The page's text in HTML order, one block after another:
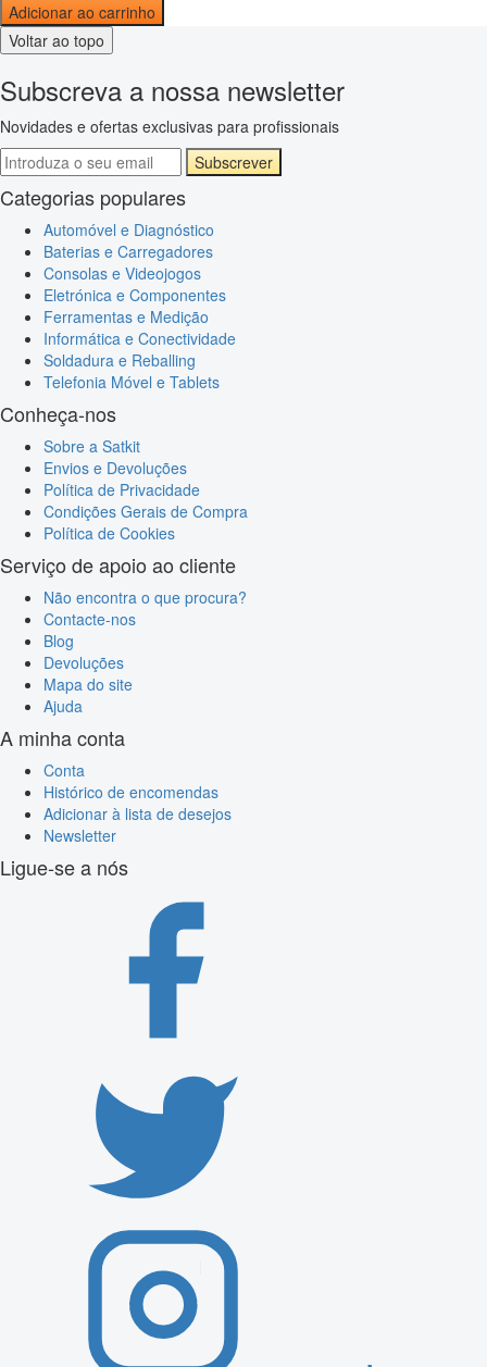
Adicionar ao carrinho
Voltar ao topo
Subscreva a nossa newsletter
Novidades e ofertas exclusivas para profissionais
Subscrever
Categorias populares
Automóvel e Diagnóstico
Baterias e Carregadores
Consolas e Videojogos
Eletrónica e Componentes
Ferramentas e Medição
Informática e Conectividade
Soldadura e Reballing
Telefonia Móvel e Tablets
Conheça-nos
Sobre a Satkit
Envios e Devoluções
Política de Privacidade
Condições Gerais de Compra
Política de Cookies
Serviço de apoio ao cliente
Não encontra o que procura?
Contacte-nos
Blog
Devoluções
Mapa do site
Ajuda
A minha conta
Conta
Histórico de encomendas
Adicionar à lista de desejos
Newsletter
Ligue-se a nós